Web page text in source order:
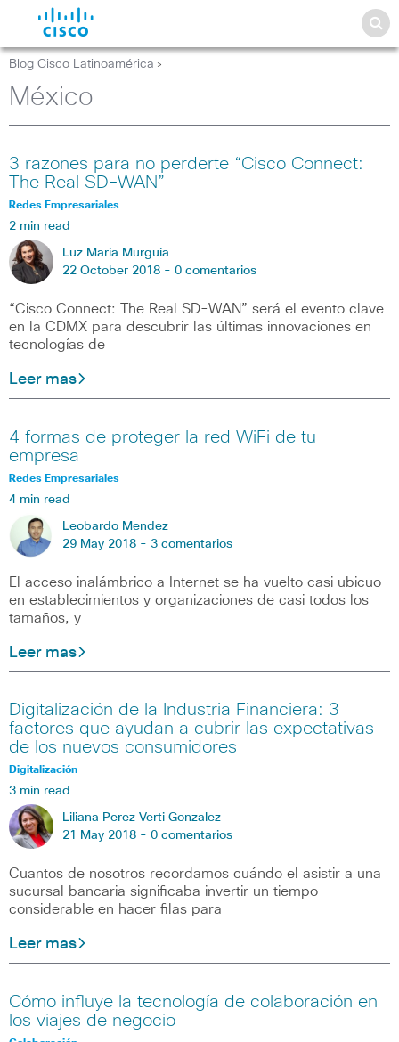
Blog Cisco Latinoamérica >
México
3 razones para no perderte “Cisco Connect:
The Real SD-WAN”
Redes Empresariales
2 min read
Luz María Murguía
22 October 2018 - 0 comentarios
“Cisco Connect: The Real SD-WAN” será el evento clave
en la CDMX para descubrir las últimas innovaciones en
tecnologías de
Leer mas
4 formas de proteger la red WiFi de tu
empresa
Redes Empresariales
4 min read
Leobardo Mendez
29 May 2018 - 3 comentarios
El acceso inalámbrico a Internet se ha vuelto casi ubicuo
en establecimientos y organizaciones de casi todos los
tamaños, y
Leer mas
Digitalización de la Industria Financiera: 3
factores que ayudan a cubrir las expectativas
de los nuevos consumidores
Digitalización
3 min read
Liliana Perez Verti Gonzalez
21 May 2018 - 0 comentarios
Cuantos de nosotros recordamos cuándo el asistir a una
sucursal bancaria significaba invertir un tiempo
considerable en hacer filas para
Leer mas
Cómo influye la tecnología de colaboración en
los viajes de negocio